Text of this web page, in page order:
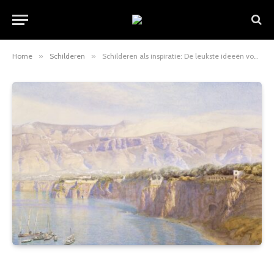
Home » Schilderen » Schilderen als inspiratie: De leukste ideeën voor jouw volgende kunstwerk